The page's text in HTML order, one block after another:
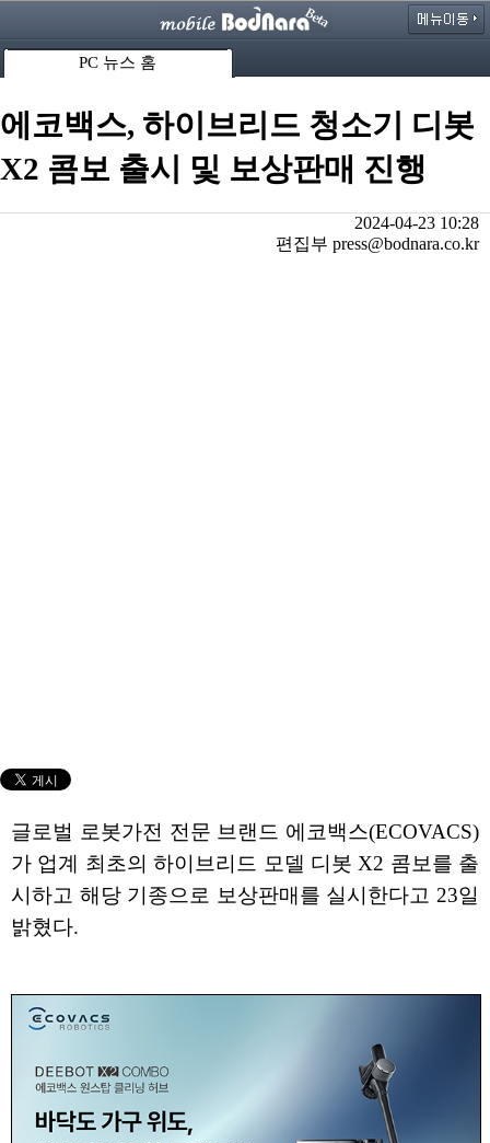
PC 뉴스 홈
에코백스, 하이브리드 청소기 디봇
X2 콤보 출시 및 보상판매 진행
2024-04-23 10:28
편집부 press@bodnara.co.kr
글로벌 로봇가전 전문 브랜드 에코백스(ECOVACS)
가 업계 최초의 하이브리드 모델 디봇 X2 콤보를 출
시하고 해당 기종으로 보상판매를 실시한다고 23일
밝혔다.